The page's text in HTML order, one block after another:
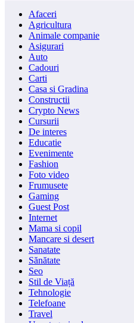
Afaceri
Agricultura
Animale companie
Asigurari
Auto
Cadouri
Carti
Casa si Gradina
Constructii
Crypto News
Cursurii
De interes
Educatie
Evenimente
Fashion
Foto video
Frumusete
Gaming
Guest Post
Internet
Mama si copil
Mancare si desert
Sanatate
Sănătate
Seo
Stil de Viață
Tehnologie
Telefoane
Travel